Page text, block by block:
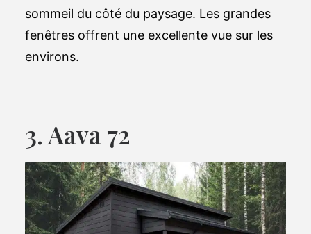
sommeil du côté du paysage. Les grandes
fenêtres offrent une excellente vue sur les
environs.
3. Aava 72